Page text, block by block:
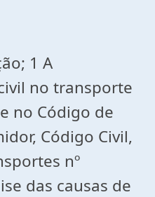
1 A
no transporte
no Código de
Código Civil,
nº
das causas de